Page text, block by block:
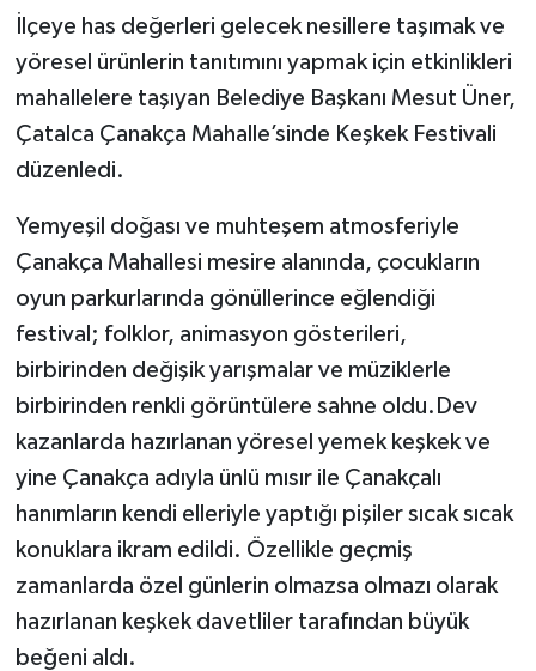
İlçeye has değerleri gelecek nesillere taşımak ve
yöresel ürünlerin tanıtımını yapmak için etkinlikleri
mahallelere taşıyan Belediye Başkanı Mesut Üner,
Çatalca Çanakça Mahalle’sinde Keşkek Festivali
düzenledi.
Yemyeşil doğası ve muhteşem atmosferiyle
Çanakça Mahallesi mesire alanında, çocukların
oyun parkurlarında gönüllerince eğlendiği
festival; folklor, animasyon gösterileri,
birbirinden değişik yarışmalar ve müziklerle
birbirinden renkli görüntülere sahne oldu.Dev
kazanlarda hazırlanan yöresel yemek keşkek ve
yine Çanakça adıyla ünlü mısır ile Çanakçalı
hanımların kendi elleriyle yaptığı pişiler sıcak sıcak
konuklara ikram edildi. Özellikle geçmiş
zamanlarda özel günlerin olmazsa olmazı olarak
hazırlanan keşkek davetliler tarafından büyük
beğeni aldı.